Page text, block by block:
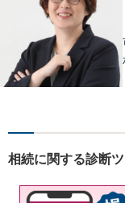
相続に関する診断